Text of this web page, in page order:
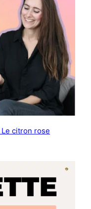
Le citron rose